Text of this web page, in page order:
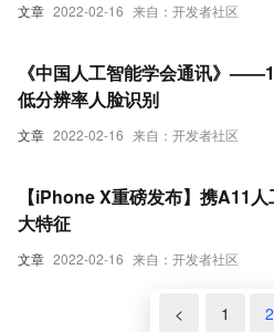
文章 2022-02-16 来自：开发者社区
文章 2022-02-16 来自：开发者社区
《中国人工智能学会通讯》
低分辨率人脸识别
文章 2022-02-16 来自：开发者社区
【iPhone X重磅发布】携A11
大特征
< 1 2